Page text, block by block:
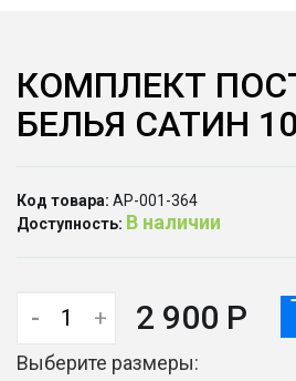
КОМПЛЕКТ
БЕЛЬЯ САТИН
Код товара: АР-001-364
Доступность: В наличии
- + 2 900 Р
Выберите размеры: